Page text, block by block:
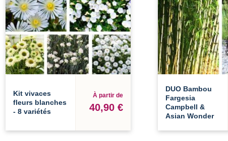
Kit vivaces
fleurs blanches
- 8 variétés
À partir de
40,90 €
DUO Bambou
Fargesia
Campbell &
Asian Wonder